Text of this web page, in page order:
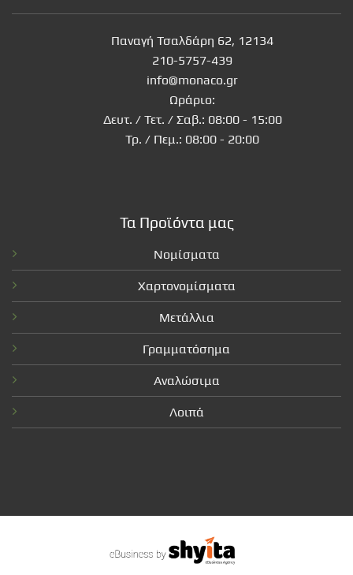
Παναγή Τσαλδάρη 62, 12134
210-5757-439
info@monaco.gr
Ωράριο:
Δευτ. / Τετ. / Σαβ.: 08:00 - 15:00
Τρ. / Πεμ.: 08:00 - 20:00
Τα Προϊόντα μας
Νομίσματα
Χαρτονομίσματα
Μετάλλια
Γραμματόσημα
Αναλώσιμα
Λοιπά